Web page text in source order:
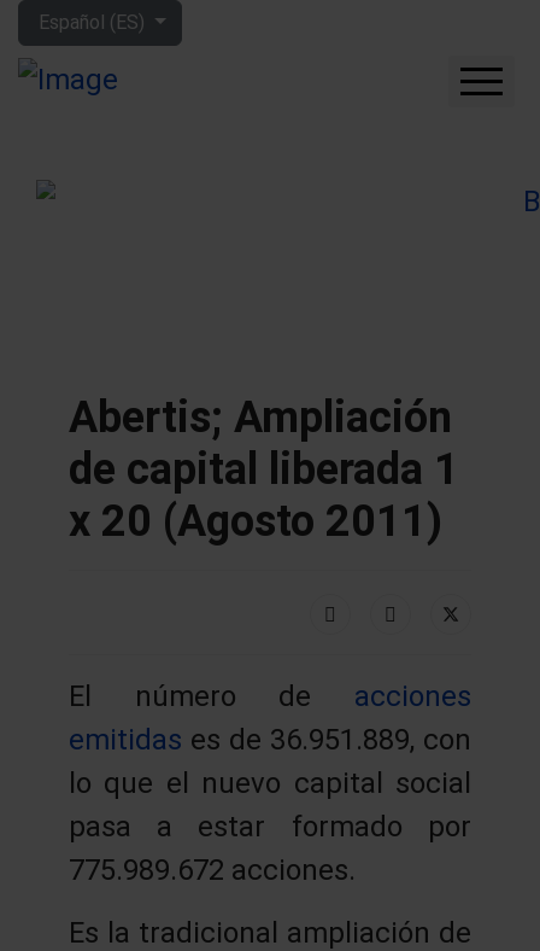
Seleccione su idioma
Español (ES)
APRENDE MÁS
SOBRE MÍ
Abertis; Ampliación
de capital liberada 1
x 20 (Agosto 2011)
El número de acciones
emitidas es de 36.951.889, con
lo que el nuevo capital social
pasa a estar formado por
775.989.672 acciones.
Es la tradicional ampliación de